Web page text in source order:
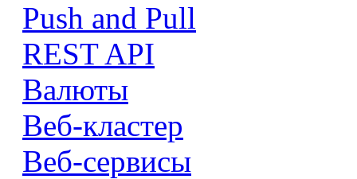
Push and Pull
REST API
Валюты
Веб-кластер
Веб-сервисы